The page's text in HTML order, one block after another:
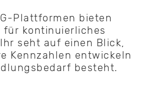
Plattformen bieten
für kontinuierliches
seht auf einen Blick,
Kennzahlen entwickeln
besteht.